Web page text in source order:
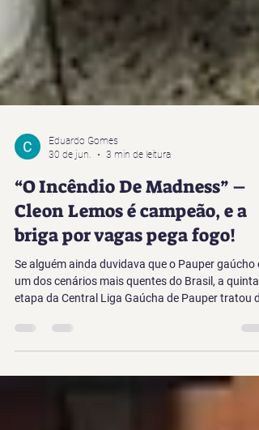
Eduardo Gomes
30 de jun.
3 min de leitura
“O Incêndio De Madness” –
Cleon Lemos é campeão, e a
briga por vagas pega fogo!
Se alguém ainda duvidava que o Pauper gaúcho é
enterrar qualquer ceticismo.